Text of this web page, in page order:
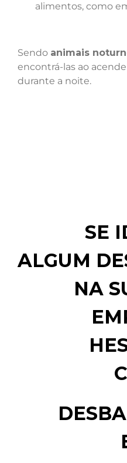
alimentos, como
Sendo animais
encontrá-las ao
durante a noite.
SE
ALGUM
NA